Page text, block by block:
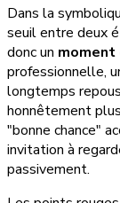
Dans la
seuil entre deux
donc un moment
professionnelle,
longtemps
honnêtement
"bonne chance"
invitation à
passivement.